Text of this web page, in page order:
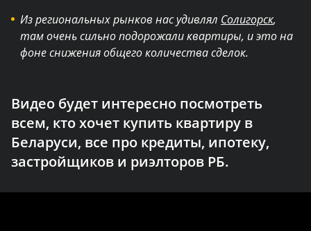
Из региональных рынков нас удивлял Солигорск,
там очень сильно подорожали квартиры, и это на
фоне снижения общего количества сделок.
Видео будет интересно посмотреть
всем, кто хочет купить квартиру в
Беларуси, все про кредиты, ипотеку,
застройщиков и риэлторов РБ.